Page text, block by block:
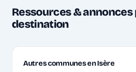
Ressources &
destination
Autres communes en Isère